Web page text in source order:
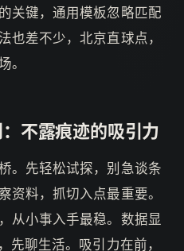
关键，通用模板忽略匹配
也差不少，北京直球点，
。
不露痕迹的吸引力
。先轻松试探，别急谈条
资料，抓切入点最重要。
从小事入手最稳。数据显
先聊生活。吸引力在前，